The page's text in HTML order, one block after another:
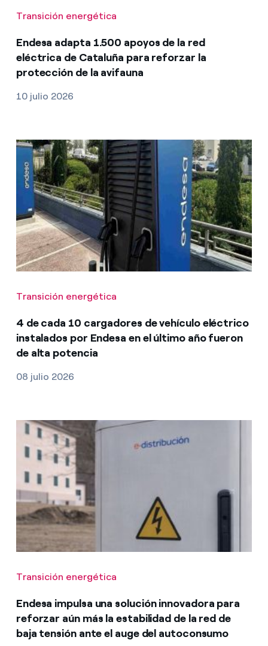
Transición energética
Endesa adapta 1.500 apoyos de la red
eléctrica de Cataluña para reforzar la
protección de la avifauna
10 julio 2026
Transición energética
4 de cada 10 cargadores de vehículo eléctrico
instalados por Endesa en el último año fueron
de alta potencia
08 julio 2026
Transición energética
Endesa impulsa una solución innovadora para
reforzar aún más la estabilidad de la red de
baja tensión ante el auge del autoconsumo